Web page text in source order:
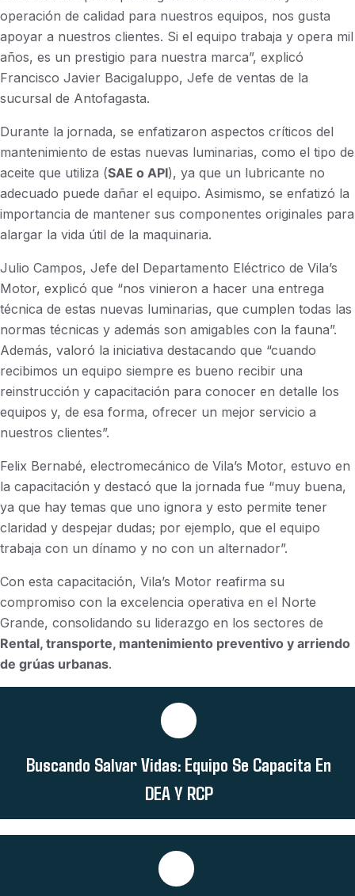
operación de calidad para nuestros equipos, nos gusta
apoyar a nuestros clientes. Si el equipo trabaja y opera mil
años, es un prestigio para nuestra marca”, explicó
Francisco Javier Bacigaluppo, Jefe de ventas de la
sucursal de Antofagasta.
Durante la jornada, se enfatizaron aspectos críticos del
mantenimiento de estas nuevas luminarias, como el tipo de
aceite que utiliza (SAE o API), ya que un lubricante no
adecuado puede dañar el equipo. Asimismo, se enfatizó la
importancia de mantener sus componentes originales para
alargar la vida útil de la maquinaria.
Julio Campos, Jefe del Departamento Eléctrico de Vila’s
Motor, explicó que “nos vinieron a hacer una entrega
técnica de estas nuevas luminarias, que cumplen todas las
normas técnicas y además son amigables con la fauna”.
Además, valoró la iniciativa destacando que “cuando
recibimos un equipo siempre es bueno recibir una
reinstrucción y capacitación para conocer en detalle los
equipos y, de esa forma, ofrecer un mejor servicio a
nuestros clientes”.
Felix Bernabé, electromecánico de Vila’s Motor, estuvo en
la capacitación y destacó que la jornada fue “muy buena,
ya que hay temas que uno ignora y esto permite tener
claridad y despejar dudas; por ejemplo, que el equipo
trabaja con un dínamo y no con un alternador”.
Con esta capacitación, Vila’s Motor reafirma su
compromiso con la excelencia operativa en el Norte
Grande, consolidando su liderazgo en los sectores de
Rental, transporte, mantenimiento preventivo y arriendo
de grúas urbanas.
Buscando Salvar Vidas: Equipo Se Capacita En
DEA Y RCP